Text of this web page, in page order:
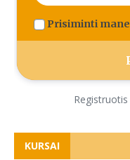
Prisiminti mane
Registruotis
KURSAI